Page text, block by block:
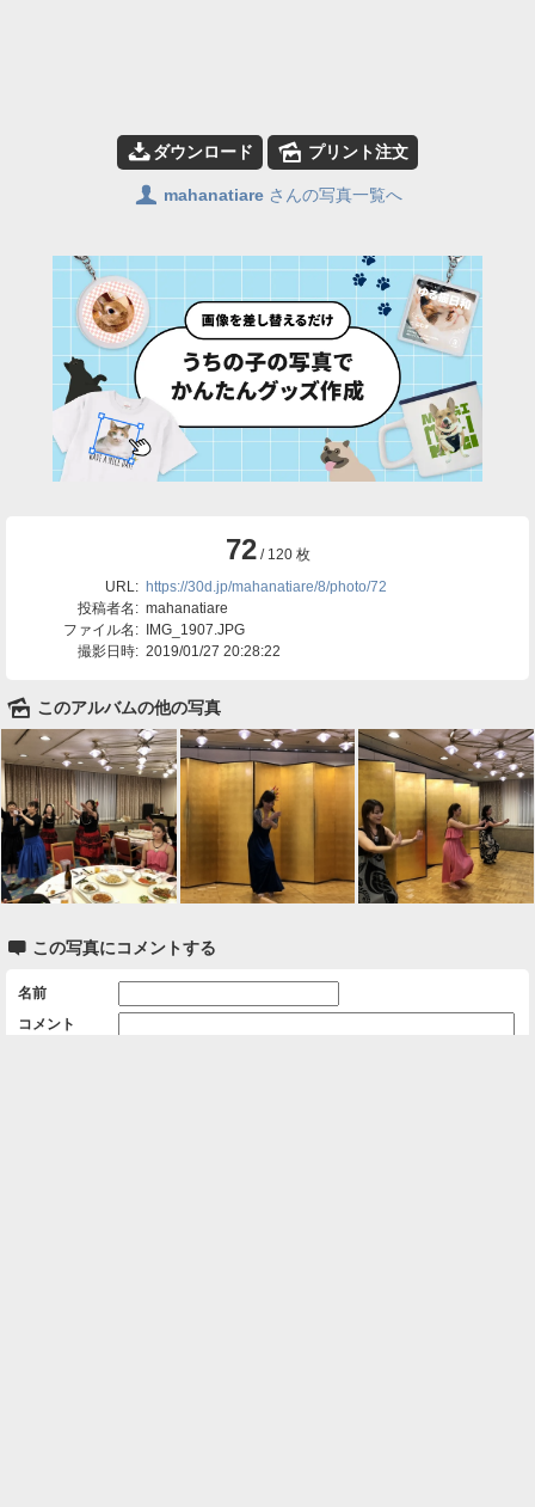
📥ダウンロード 🌄 プリント注文
👤 mahanatiareさんの写真一覧へ
72 / 120 枚
URL: https://30d.jp/mahanatiare/8/photo/72
投稿者名: mahanatiare
ファイル名: IMG_1907.JPG
撮影日時: 2019/01/27 20:28:22
🌄 このアルバムの他の写真
 この写真にコメントする
名前
コメント